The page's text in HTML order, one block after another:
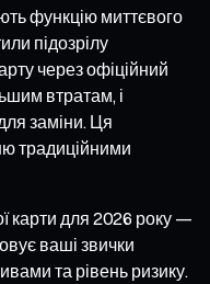
функцію миттєвого
підозрілу
через офіційний
втратам, і
заміни. Ця
традиційними
карти для 2026 року —
ваші звички
та рівень ризику.